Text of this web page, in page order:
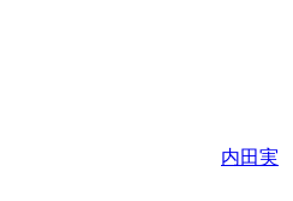
内田実